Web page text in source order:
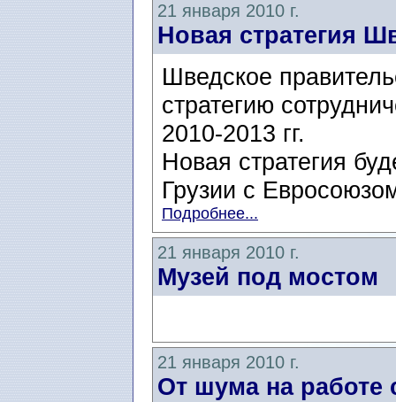
21 января 2010 г.
Новая стратегия
Шведское
стратегию
2010-2013 гг.
Новая стратегия
Грузии с
Подробнее...
21 января 2010 г.
Музей под мостом
21 января 2010 г.
От шума на работе